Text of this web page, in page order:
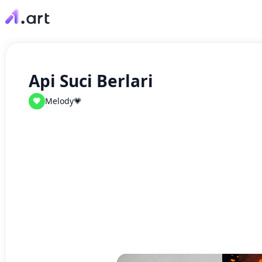
Api Suci Berlari
💗 Melody💗